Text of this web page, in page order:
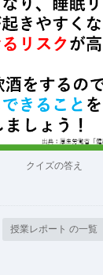
クイズの答え
授業レポート の一覧